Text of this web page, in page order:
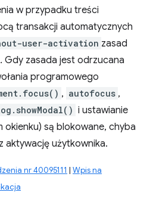
w przypadku treści
transakcji automatycznych
user-activation zasad
zasada jest odrzucana
programowego
, autofocus ,
i ustawianie
okienku) są blokowane, chyba
aktywację użytkownika.
nr 40095111 | Wpis na